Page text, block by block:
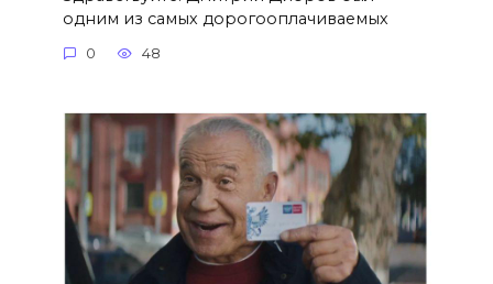
одним из самых дорогооплачиваемых
0 48